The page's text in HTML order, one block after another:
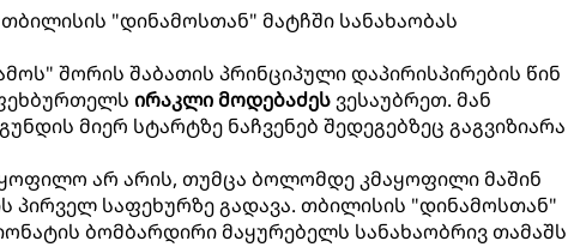
"დინამოსთან" მატჩში სანახაობას
შორის შაბათის პრინციპული დაპირისპირების წინ
ირაკლი მოდებაძეს ვესაუბრეთ. მან
მიერ სტარტზე ნაჩვენებ შედეგებზეც გაგვიზიარა
არ არის, თუმცა ბოლომდე კმაყოფილი მაშინ
პირველ საფეხურზე გადავა. თბილისის "დინამოსთან"
ბომბარდირი მაყურებელს სანახაობრივ თამაშს